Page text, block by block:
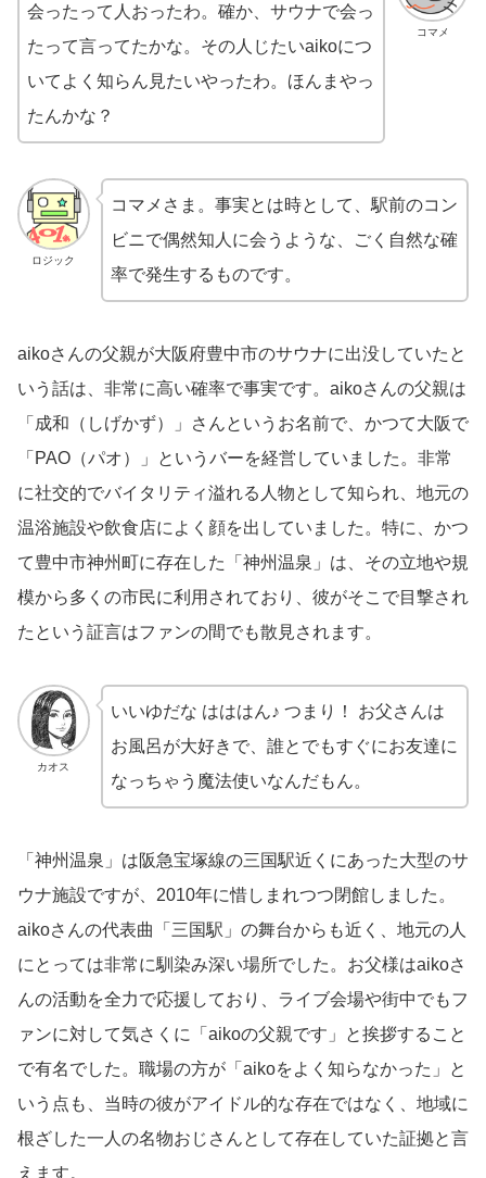
コマメ
会ったって人おったわ。確か、サウナで会っ
たって言ってたかな。その人じたいaikoにつ
いてよく知らん見たいやったわ。ほんまやっ
たんかな？
ロジック
コマメさま。事実とは時として、駅前のコン
ビニで偶然知人に会うような、ごく自然な確
率で発生するものです。
aikoさんの父親が大阪府豊中市のサウナに出没していたと
いう話は、非常に高い確率で事実です。aikoさんの父親は
「成和（しげかず）」さんというお名前で、かつて大阪で
「PAO（パオ）」というバーを経営していました。非常
に社交的でバイタリティ溢れる人物として知られ、地元の
温浴施設や飲食店によく顔を出していました。特に、かつ
て豊中市神州町に存在した「神州温泉」は、その立地や規
模から多くの市民に利用されており、彼がそこで目撃され
たという証言はファンの間でも散見されます。
カオス
いいゆだな はははん♪ つまり！ お父さんは
お風呂が大好きで、誰とでもすぐにお友達に
なっちゃう魔法使いなんだもん。
「神州温泉」は阪急宝塚線の三国駅近くにあった大型のサ
ウナ施設ですが、2010年に惜しまれつつ閉館しました。
aikoさんの代表曲「三国駅」の舞台からも近く、地元の人
にとっては非常に馴染み深い場所でした。お父様はaikoさ
んの活動を全力で応援しており、ライブ会場や街中でもフ
ァンに対して気さくに「aikoの父親です」と挨拶すること
で有名でした。職場の方が「aikoをよく知らなかった」と
いう点も、当時の彼がアイドル的な存在ではなく、地域に
根ざした一人の名物おじさんとして存在していた証拠と言
えます。